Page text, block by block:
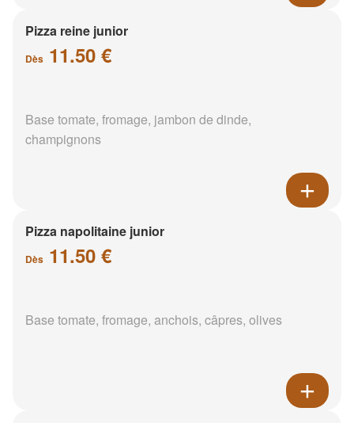
Pizza reine junior
Dès 11.50 €
Base tomate, fromage, jambon de dinde,
champignons
Pizza napolitaine junior
Dès 11.50 €
Base tomate, fromage, anchois, câpres, olives